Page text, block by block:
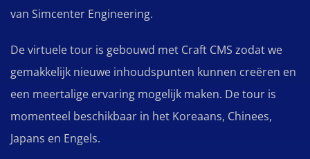
van Simcenter Engineering.
De virtuele tour is gebouwd met Craft CMS zodat we
gemakkelijk nieuwe inhoudspunten kunnen creëren en
een meertalige ervaring mogelijk maken. De tour is
momenteel beschikbaar in het Koreaans, Chinees,
Japans en Engels.